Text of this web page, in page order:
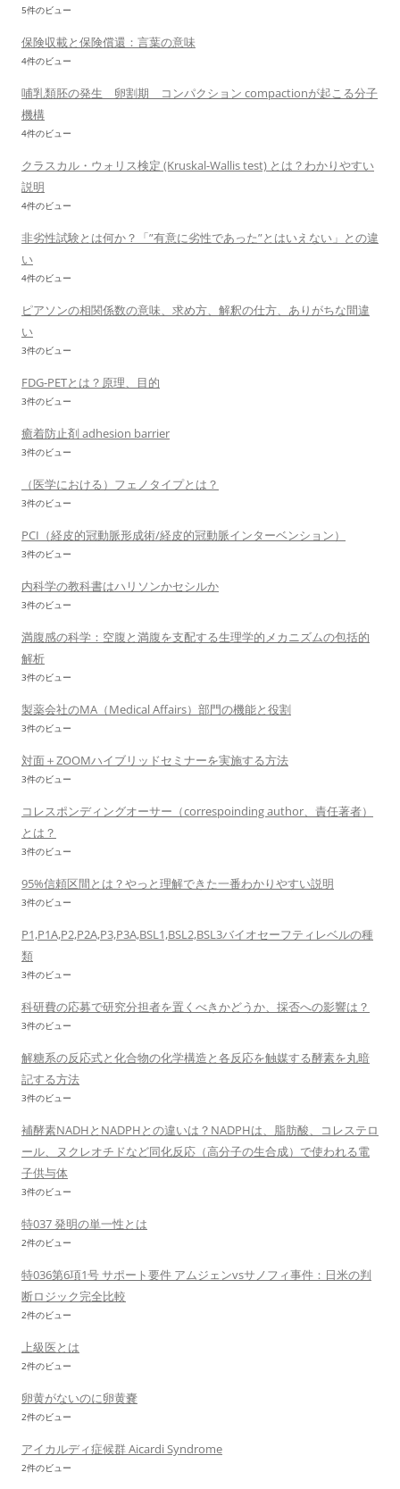
5件のビュー
保険収載と保険償還：言葉の意味
4件のビュー
哺乳類胚の発生 卵割期 コンパクション compactionが起こる分子
機構
4件のビュー
クラスカル・ウォリス検定 (Kruskal-Wallis test) とは？わかりやすい
説明
4件のビュー
非劣性試験とは何か？「”有意に劣性であった”とはいえない」との違
い
4件のビュー
ピアソンの相関係数の意味、求め方、解釈の仕方、ありがちな間違
い
3件のビュー
FDG-PETとは？原理、目的
3件のビュー
癒着防止剤 adhesion barrier
3件のビュー
（医学における）フェノタイプとは？
3件のビュー
PCI（経皮的冠動脈形成術/経皮的冠動脈インターベンション）
3件のビュー
内科学の教科書はハリソンかセシルか
3件のビュー
満腹感の科学：空腹と満腹を支配する生理学的メカニズムの包括的
解析
3件のビュー
製薬会社のMA（Medical Affairs）部門の機能と役割
3件のビュー
対面＋ZOOMハイブリッドセミナーを実施する方法
3件のビュー
コレスポンディングオーサー（correspoinding author、責任著者）
とは？
3件のビュー
95%信頼区間とは？やっと理解できた一番わかりやすい説明
3件のビュー
P1,P1A,P2,P2A,P3,P3A,BSL1,BSL2,BSL3バイオセーフティレベルの種
類
3件のビュー
科研費の応募で研究分担者を置くべきかどうか、採否への影響は？
3件のビュー
解糖系の反応式と化合物の化学構造と各反応を触媒する酵素を丸暗
記する方法
3件のビュー
補酵素NADHとNADPHとの違いは？NADPHは、脂肪酸、コレステロ
ール、ヌクレオチドなど同化反応（高分子の生合成）で使われる電
子供与体
3件のビュー
特037 発明の単一性とは
2件のビュー
特036第6項1号 サポート要件 アムジェンvsサノフィ事件：日米の判
断ロジック完全比較
2件のビュー
上級医とは
2件のビュー
卵黄がないのに卵黄嚢
2件のビュー
アイカルディ症候群 Aicardi Syndrome
2件のビュー